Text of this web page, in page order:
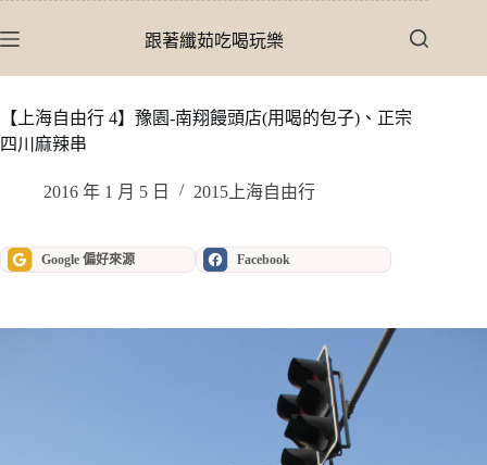
至
內
容
跟著纖茹吃喝玩樂
【上海自由行 4】豫園-南翔饅頭店(用喝的包子)、正宗
四川麻辣串
2016 年 1 月 5 日 2015上海自由行
Google 偏好來源 Facebook